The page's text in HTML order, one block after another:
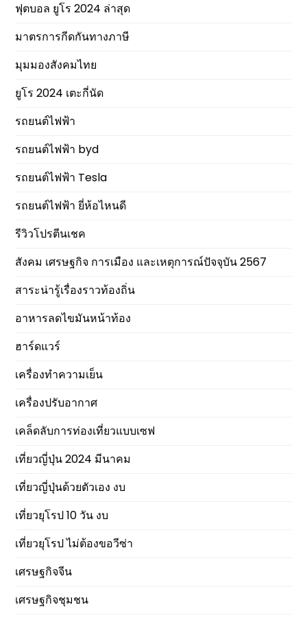
ฟุตบอล ยูโร 2024 ล่าสุด
มาตรการกีดกันทางภาษี
มุมมองสังคมไทย
ยูโร 2024 เตะกี่นัด
รถยนต์ไฟฟ้า
รถยนต์ไฟฟ้า byd
รถยนต์ไฟฟ้า Tesla
รถยนต์ไฟฟ้า ยี่ห้อไหนดี
รีวิวโปรตีนเชค
สังคม เศรษฐกิจ การเมือง และเหตุการณ์ปัจจุบัน 2567
สาระน่ารู้เรื่องราวท้องถิ่น
อาหารลดไขมันหน้าท้อง
ฮาร์ดแวร์
เครื่องทำความเย็น
เครื่องปรับอากาศ
เคล็ดลับการท่องเที่ยวแบบเซฟ
เที่ยวญี่ปุ่น 2024 มีนาคม
เที่ยวญี่ปุ่นด้วยตัวเอง งบ
เที่ยวยุโรป 10 วัน งบ
เที่ยวยุโรป ไม่ต้องขอวีซ่า
เศรษฐกิจจีน
เศรษฐกิจชุมชน